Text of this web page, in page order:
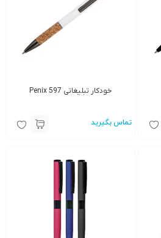
خودکار تبلیغاتی Penix 597
تماس بگیرید